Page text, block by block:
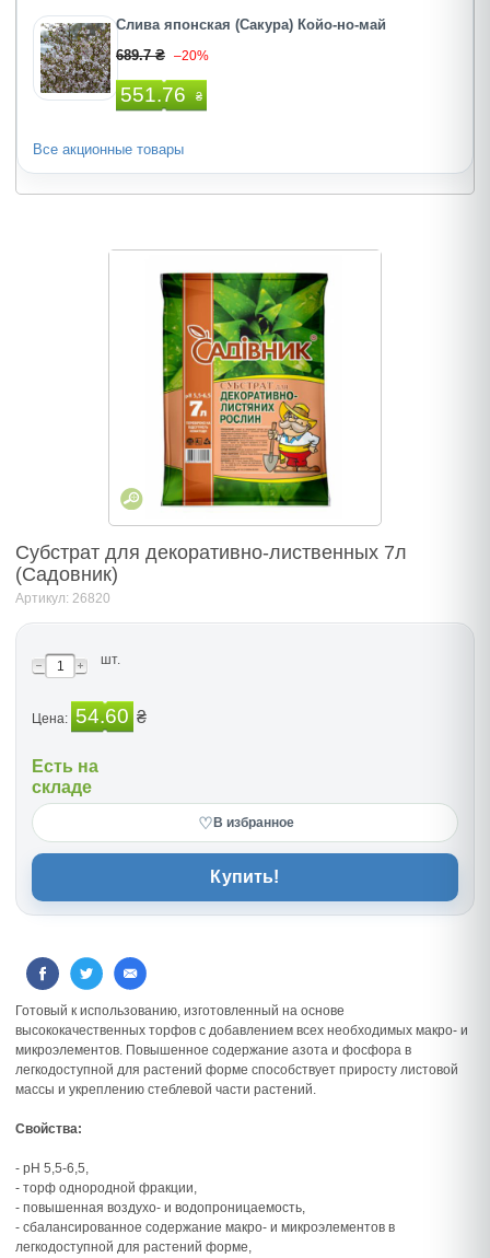
Слива японская (Сакура) Койо-но-май
689.7 ₴ –20%
551.76 ₴
Все акционные товары
Субстрат для декоративно-лиственных 7л
(Садовник)
Артикул: 26820
шт.
Цена: 54.60 ₴
Есть на
складе
♡ В избранное
Купить!
Готовый к использованию, изготовленный на основе
высококачественных торфов с добавлением всех необходимых макро- и
микроэлементов. Повышенное содержание азота и фосфора в
легкодоступной для растений форме способствует приросту листовой
массы и укреплению стеблевой части растений.
Свойства:
- рН 5,5-6,5,
- торф однородной фракции,
- повышенная воздухо- и водопроницаемость,
- сбалансированное содержание макро- и микроэлементов в
легкодоступной для растений форме,